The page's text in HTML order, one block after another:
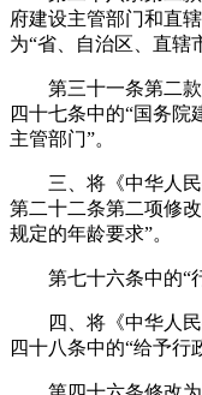
府建设主管部门和直
为“省、自治区、直辖
第三十一条第二
四十七条中的“国务院
主管部门”。
三、将《中华人
第二十二条第二项修
规定的年龄要求”。
第七十六条中的“
四、将《中华人
四十八条中的“给予行